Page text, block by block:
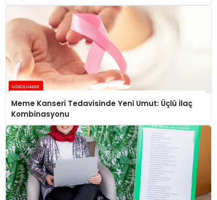
Meme Kanseri Tedavisinde Yeni Umut: Üçlü İlaç
Kombinasyonu